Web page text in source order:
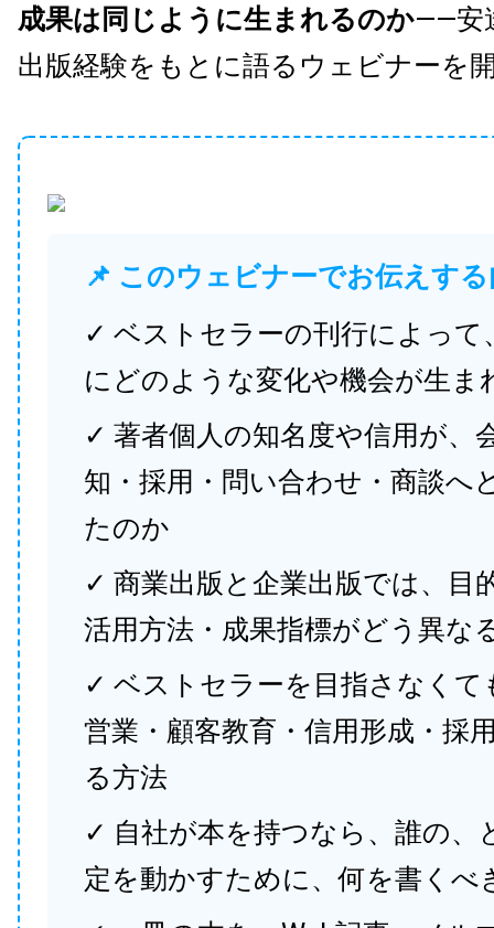
成果は同じように生まれるのか——安
出版経験をもとに語るウェビナーを
📌 このウェビナーでお伝えす
✓ ベストセラーの刊行によって
にどのような変化や機会が生ま
✓ 著者個人の知名度や信用が、
知・採用・問い合わせ・商談へ
たのか
✓ 商業出版と企業出版では、目
活用方法・成果指標がどう異な
✓ ベストセラーを目指さなくて
営業・顧客教育・信用形成・採
る方法
✓ 自社が本を持つなら、誰の、
定を動かすために、何を書くべ